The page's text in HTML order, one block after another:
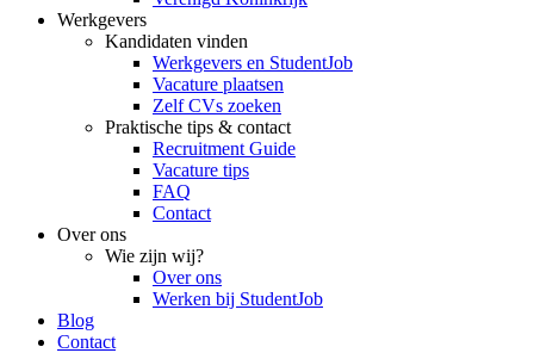
Werkgevers
Kandidaten vinden
Werkgevers en StudentJob
Vacature plaatsen
Zelf CVs zoeken
Praktische tips & contact
Recruitment Guide
Vacature tips
FAQ
Contact
Over ons
Wie zijn wij?
Over ons
Werken bij StudentJob
Blog
Contact